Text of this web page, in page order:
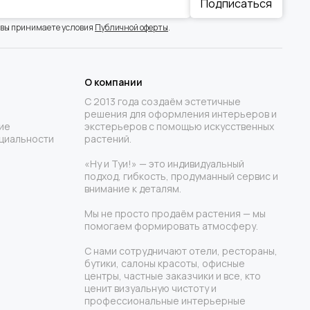
Подписаться
принимаете условия Публичной оферты.
О компании
С 2013 года создаём эстетичные
решения для оформления интерьеров и
экстерьеров с помощью искусственных
растений.
«Ну и Туи!» — это индивидуальный
подход, гибкость, продуманный сервис и
внимание к деталям.
Мы не просто продаём растения — мы
помогаем формировать атмосферу.
С нами сотрудничают отели, рестораны,
бутики, салоны красоты, офисные
центры, частные заказчики и все, кто
ценит визуальную чистоту и
профессиональные интерьерные